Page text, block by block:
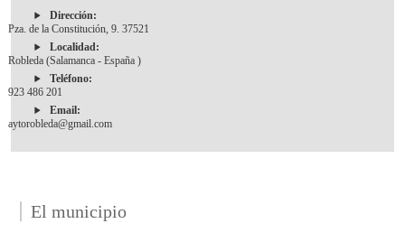
Dirección:
Pza. de la Constitución, 9. 37521
Localidad:
Robleda (Salamanca - España )
Teléfono:
923 486 201
Email:
aytorobleda@gmail.com
El municipio